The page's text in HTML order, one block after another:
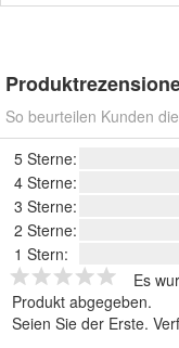
So beurteilen Kunden
5 Sterne:
4 Sterne:
3 Sterne:
2 Sterne:
1 Stern:
Es
Produkt abgegeben.
Seien Sie der Erste.